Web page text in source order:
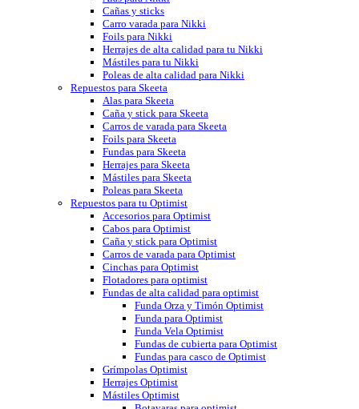
Cañas y sticks
Carro varada para Nikki
Foils para Nikki
Herrajes de alta calidad para tu Nikki
Mástiles para tu Nikki
Poleas de alta calidad para Nikki
Repuestos para Skeeta
Alas para Skeeta
Caña y stick para Skeeta
Carros de varada para Skeeta
Foils para Skeeta
Fundas para Skeeta
Herrajes para Skeeta
Mástiles para Skeeta
Poleas para Skeeta
Repuestos para tu Optimist
Accesorios para Optimist
Cabos para Optimist
Caña y stick para Optimist
Carros de varada para Optimist
Cinchas para Optimist
Flotadores para optimist
Fundas de alta calidad para optimist
Funda Orza y Timón Optimist
Funda para Optimist
Funda Vela Optimist
Fundas de cubierta para Optimist
Fundas para casco de Optimist
Grímpolas Optimist
Herrajes Optimist
Mástiles Optimist